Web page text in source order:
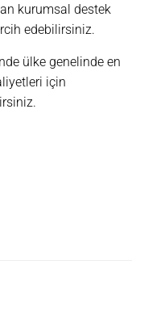
kurumsal destek
edebilirsiniz.
ülke genelinde en
için